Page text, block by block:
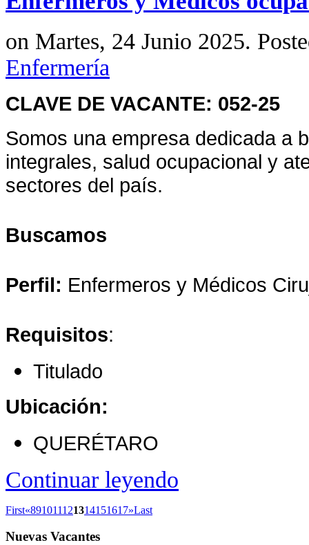
on Martes, 24 Junio 2025.
Enfermería
CLAVE DE VACANTE: 052-25
Somos una empresa dedicada a
integrales, salud ocupacional y
sectores del país.
Buscamos
Perfil: Enfermeros y Médicos
Requisitos:
Titulado
Ubicación:
QUERÉTARO
Continuar leyendo
First«891011121314151617»Last
Nuevas Vacantes